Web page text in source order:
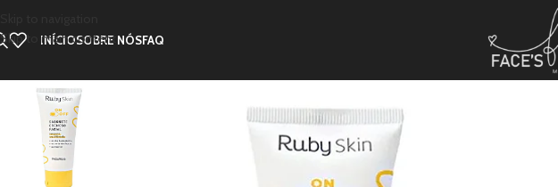
Skip to main content
INÍCIOSOBRE NÓSFAQ